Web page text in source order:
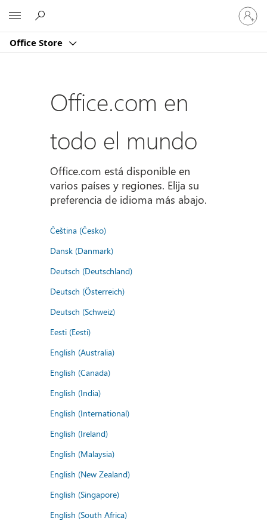
Office Store
Iniciar
sesión
en
cuenta
Office.com en
todo el mundo
Office.com está disponible en
varios países y regiones. Elija su
preferencia de idioma más abajo.
Čeština (Česko)
Dansk (Danmark)
Deutsch (Deutschland)
Deutsch (Österreich)
Deutsch (Schweiz)
Eesti (Eesti)
English (Australia)
English (Canada)
English (India)
English (International)
English (Ireland)
English (Malaysia)
English (New Zealand)
English (Singapore)
English (South Africa)